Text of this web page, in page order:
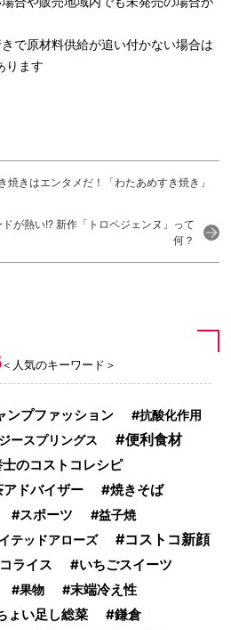
で原材料供給が追い付かない場合は
ります
焼きはエンタメだ！「わたあめすき焼き」
ドが熱い!? 新作「トロペジェンヌ」って
何？
＜人気のキーワード＞
ンプファッション
抗酸化作用
ースプリングス 便利食材
のコストコレシピ
アドバイザー
焼きそば
スポーツ
益子焼
テッドアローズ コストコ新顔
ライス
いちごスイーツ
果物
末端冷え性
ょい足し総菜 鎌倉